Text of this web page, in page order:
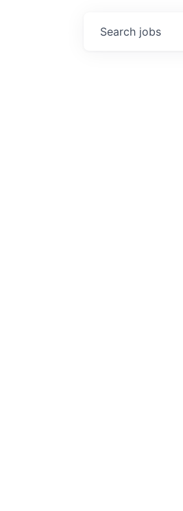
Search jobs